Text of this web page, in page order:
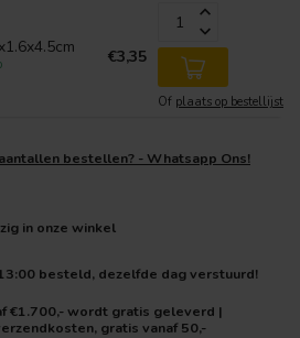
€3,35
Of plaats op bestellijst
bestellen? - Whatsapp Ons!
in onze winkel
besteld, dezelfde dag verstuurd!
€1.700,- wordt gratis geleverd |
gratis vanaf 50,-